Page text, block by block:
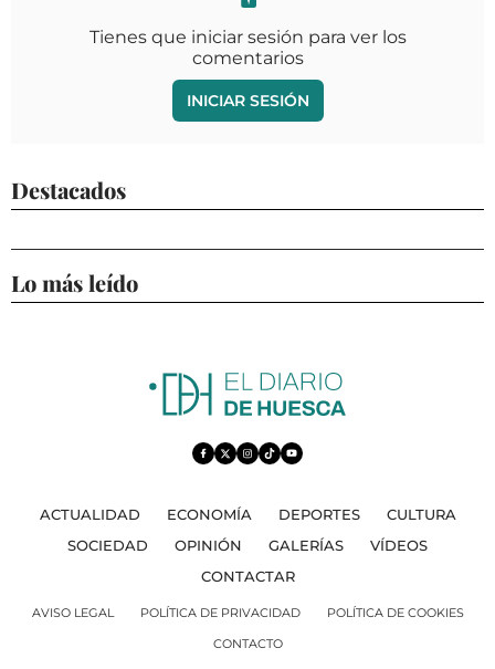
Tienes que iniciar sesión para ver los
comentarios
INICIAR SESIÓN
Destacados
Lo más leído
ACTUALIDAD ECONOMÍA DEPORTES
CULTURA
SOCIEDAD
OPINIÓN GALERÍAS
VÍDEOS
CONTACTAR
AVISO LEGAL POLÍTICA DE PRIVACIDAD
POLÍTICA DE COOKIES
CONTACTO